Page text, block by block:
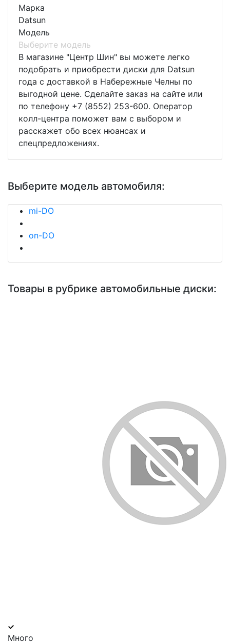
Марка
Datsun
Модель
Выберите модель
В магазине "Центр Шин" вы можете легко
подобрать и приобрести диски для Datsun
года с доставкой в Набережные Челны по
выгодной цене. Сделайте заказ на сайте или
по телефону +7 (8552) 253-600. Оператор
колл-центра поможет вам с выбором и
расскажет обо всех нюансах и
спецпредложениях.
Выберите модель автомобиля:
mi-DO
on-DO
Товары в рубрике автомобильные диски:
Много